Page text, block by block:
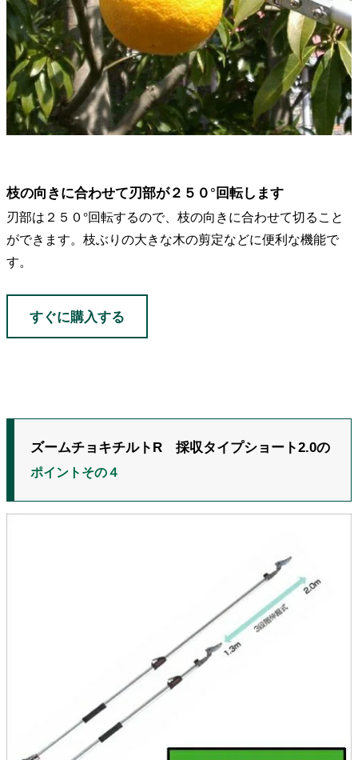
枝の向きに合わせて刃部が２５０°回転します
刃部は２５０°回転するので、枝の向きに合わせて切ること
ができます。枝ぶりの大きな木の剪定などに便利な機能で
す。
すぐに購入する
ズームチョキチルトR 採収タイプショート2.0の
ポイントその４